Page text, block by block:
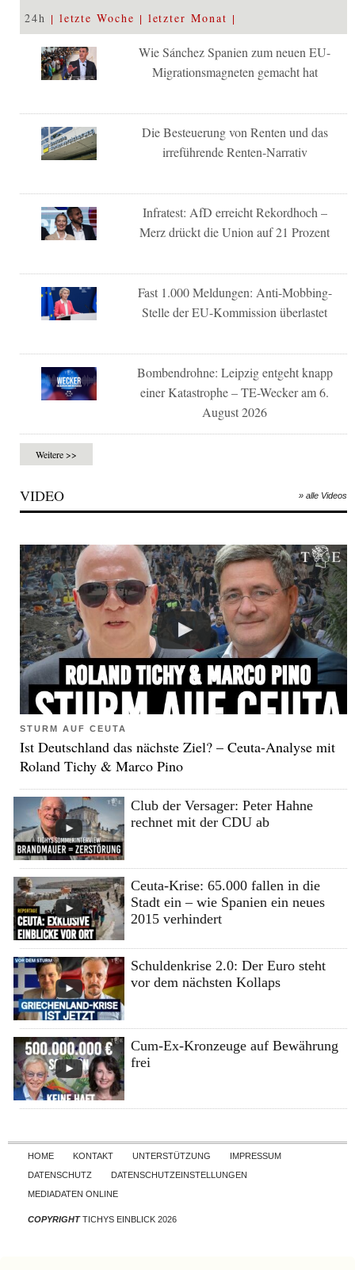
24h letzte Woche letzter Monat
Wie Sánchez Spanien zum neuen EU-
Migrationsmagneten gemacht hat
Die Besteuerung von Renten und das
irreführende Renten-Narrativ
Infratest: AfD erreicht Rekordhoch –
Merz drückt die Union auf 21 Prozent
Fast 1.000 Meldungen: Anti-Mobbing-
Stelle der EU-Kommission überlastet
Bombendrohne: Leipzig entgeht knapp
einer Katastrophe – TE-Wecker am 6.
August 2026
Weitere >>
VIDEO » alle Videos
STURM AUF CEUTA
Ist Deutschland das nächste Ziel? – Ceuta-Analyse mit
Roland Tichy & Marco Pino
Club der Versager: Peter Hahne
rechnet mit der CDU ab
Ceuta-Krise: 65.000 fallen in die
Stadt ein – wie Spanien ein neues
2015 verhindert
Schuldenkrise 2.0: Der Euro steht
vor dem nächsten Kollaps
Cum-Ex-Kronzeuge auf Bewährung
frei
Skip to content
HOME KONTAKT UNTERSTÜTZUNG
IMPRESSUM
DATENSCHUTZ
DATENSCHUTZEINSTELLUNGEN
MEDIADATEN ONLINE
COPYRIGHTTICHYS EINBLICK 2026